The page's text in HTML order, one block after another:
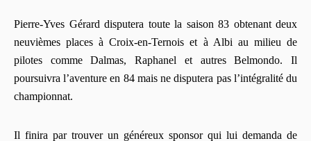
Pierre-Yves Gérard disputera toute la saison 83 obtenant deux
neuvièmes places à Croix-en-Ternois et à Albi au milieu de
pilotes comme Dalmas, Raphanel et autres Belmondo. Il
poursuivra l’aventure en 84 mais ne disputera pas l’intégralité du
championnat.
Il finira par trouver un généreux sponsor qui lui demanda de